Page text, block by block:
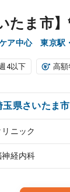
たま市
ア中心 東京駅
4以下 高
玉県さいたま市
リニック
神経内科